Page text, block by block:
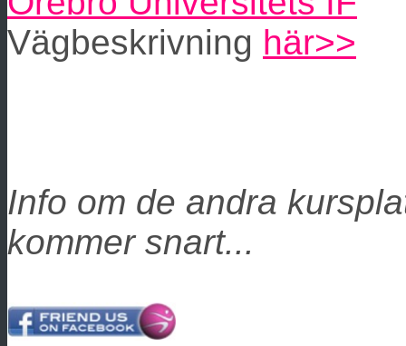
Vägbeskrivning här>>
Info om de andra
kommer snart...